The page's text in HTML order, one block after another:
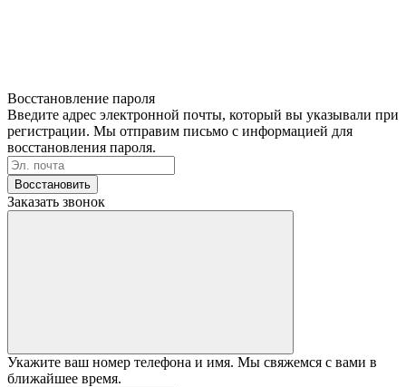
Восстановление пароля
Введите адрес электронной почты, который вы указывали при
регистрации. Мы отправим письмо с информацией для
восстановления пароля.
Восстановить
Заказать звонок
Укажите ваш номер телефона и имя. Мы свяжемся с вами в
ближайшее время.